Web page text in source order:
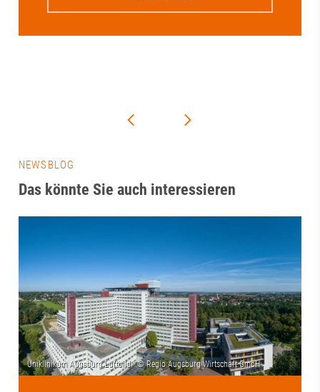
NEWSBLOG
Das könnte Sie auch interessieren